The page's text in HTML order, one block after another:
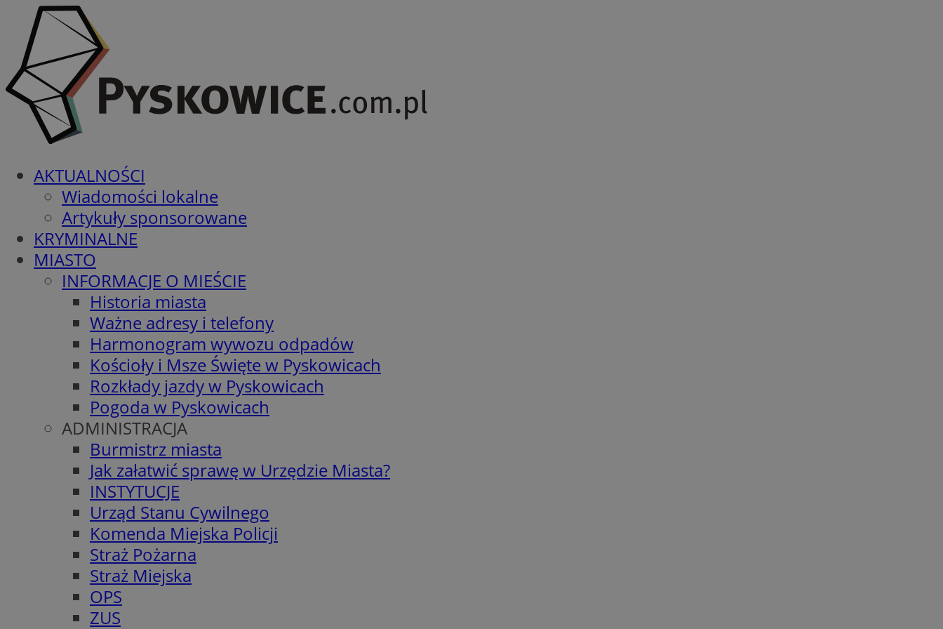
AKTUALNOŚCI
Wiadomości lokalne
Artykuły sponsorowane
KRYMINALNE
MIASTO
INFORMACJE O MIEŚCIE
Historia miasta
Ważne adresy i telefony
Harmonogram wywozu odpadów
Kościoły i Msze Święte w Pyskowicach
Rozkłady jazdy w Pyskowicach
Pogoda w Pyskowicach
ADMINISTRACJA
Burmistrz miasta
Jak załatwić sprawę w Urzędzie Miasta?
INSTYTUCJE
Urząd Stanu Cywilnego
Komenda Miejska Policji
Straż Pożarna
Straż Miejska
OPS
ZUS